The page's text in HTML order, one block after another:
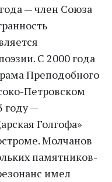
— член Союза
С 2000 года
Преподобного
Петровском
году —
Голгофа»
Молчанов
памятников-
имел